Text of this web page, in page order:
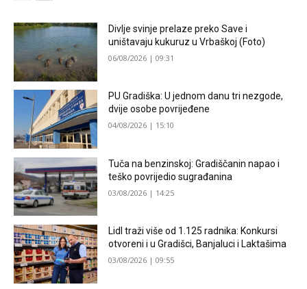
Divlje svinje prelaze preko Save i
uništavaju kukuruz u Vrbaškoj (Foto)
06/08/2026 | 09:31
PU Gradiška: U jednom danu tri nezgode,
dvije osobe povrijeđene
04/08/2026 | 15:10
Tuča na benzinskoj: Gradiščanin napao i
teško povrijedio sugrađanina
03/08/2026 | 14:25
Lidl traži više od 1.125 radnika: Konkursi
otvoreni i u Gradišci, Banjaluci i Laktašima
03/08/2026 | 09:55